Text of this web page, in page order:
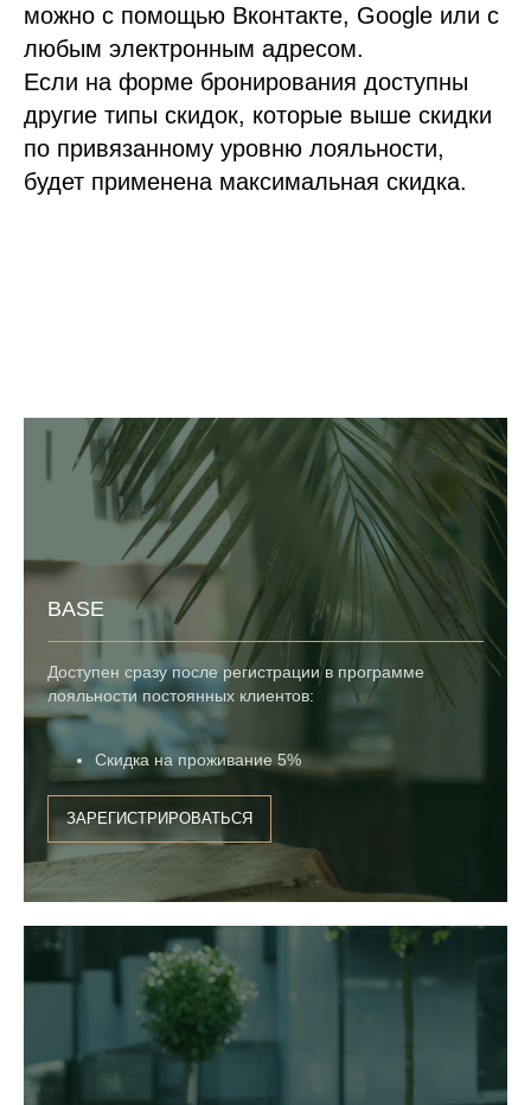
можно с помощью Вконтакте, Google или с
любым электронным адресом.
Если на форме бронирования доступны
другие типы скидок, которые выше скидки
по привязанному уровню лояльности,
будет применена максимальная скидка.
BASE
Доступен сразу после регистрации в программе
лояльности постоянных клиентов:
Скидка на проживание 5%
ЗАРЕГИСТРИРОВАТЬСЯ